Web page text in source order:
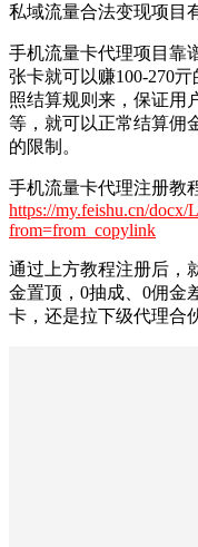
私域流量合法变现项目
手机流量卡代理项目靠
张卡就可以赚100-270
照结算规则来，保证用
等，就可以正常结算佣
的限制。
手机流量卡代理注册教
https://my.feishu.cn/
from=from_copylink
通过上方教程注册后，
金置顶，0抽成、0佣金
卡，还是拉下级代理合